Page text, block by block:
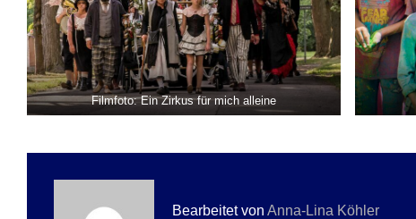
Filmfoto: Ein Zirkus für mich alleine
Bearbeitet von Anna-Lina Köhler